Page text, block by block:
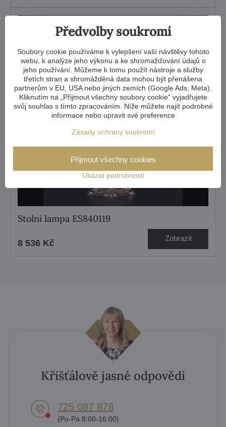
Stolní lampa ES840119
8 536 Kč Zobrazit
Křišťálově jasné odpovědi
725 087 878​
(Po-Pá 8:00-16:00)
Předvolby soukromí
Soubory cookie používáme k vylepšení vaší návštěvy tohoto
webu, k analýze jeho výkonu a ke shromažďování údajů o
jeho používání. Můžeme k tomu použít nástroje a služby
třetích stran a shromážděná data mohou být přenášena
partnerům v EU, USA nebo jiných zemích (Google Ads, Meta).
Kliknutím na „Přijmout všechny soubory cookie“ vyjadřujete
svůj souhlas s tímto zpracováním. Níže můžete najít podrobné
informace nebo upravit své preference
Zásady ochrany soukromí
Ukázat podrobnosti
Přijmout všechny cookies